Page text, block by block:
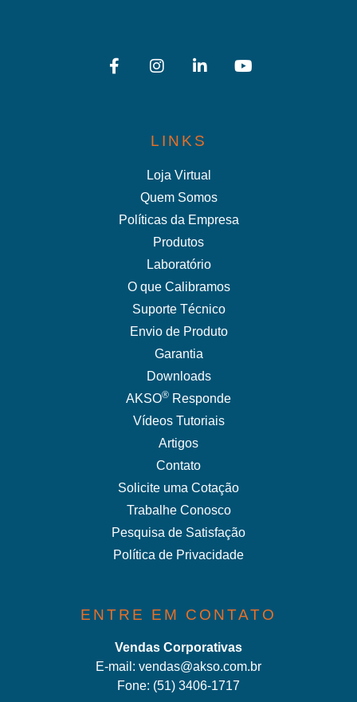
LINKS
Loja Virtual
Quem Somos
Políticas da Empresa
Produtos
Laboratório
O que Calibramos
Suporte Técnico
Envio de Produto
Garantia
Downloads
AKSO® Responde
Vídeos Tutoriais
Artigos
Contato
Solicite uma Cotação
Trabalhe Conosco
Pesquisa de Satisfação
Política de Privacidade
ENTRE EM CONTATO
Vendas Corporativas
E-mail: vendas@akso.com.br
Fone: (51) 3406-1717